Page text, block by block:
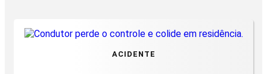
ACIDENTE